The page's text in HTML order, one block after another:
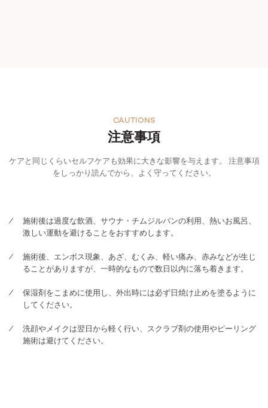
注意事項
CAUTIONS
ケアと同じくらいセルフケアも効果に大きな影響を与えます。 注意事項
をしっかり読んでから、よく守ってください。
施術後は過度な飲酒、サウナ・チムジルバンの利用、熱いお風呂、
激しい運動を避けることをおすすめします。
施術後、エンボス現象、あざ、むくみ、軽い痛み、赤みなどが生じ
ることがありますが、一時的なもので数日以内に落ち着きます。
保湿剤をこまめに使用し、外出時には必ず日焼け止めを塗るように
してください。
洗顔やメイクは翌日から軽く行い、スクラブ剤の使用やピーリング
施術は避けてください。